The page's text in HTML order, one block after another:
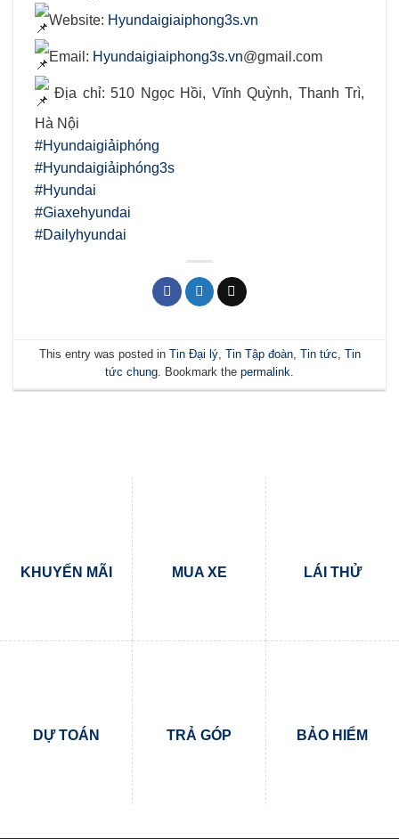
Website: Hyundaigiaiphong3s.vn
Email: Hyundaigiaiphong3s.vn@gmail.com
Địa chỉ: 510 Ngọc Hồi, Vĩnh Quỳnh, Thanh Trì,
Hà Nội
#Hyundaigiảiphóng
#Hyundaigiảiphóng3s
#Hyundai
#Giaxehyundai
#Dailyhyundai
This entry was posted in Tin Đại lý, Tin Tập đoàn, Tin tức, Tin
tức chung. Bookmark the permalink.
KHUYẾN MÃI MUA XE LÁI THỬ
DỰ TOÁN TRẢ GÓP BẢO HIỂM